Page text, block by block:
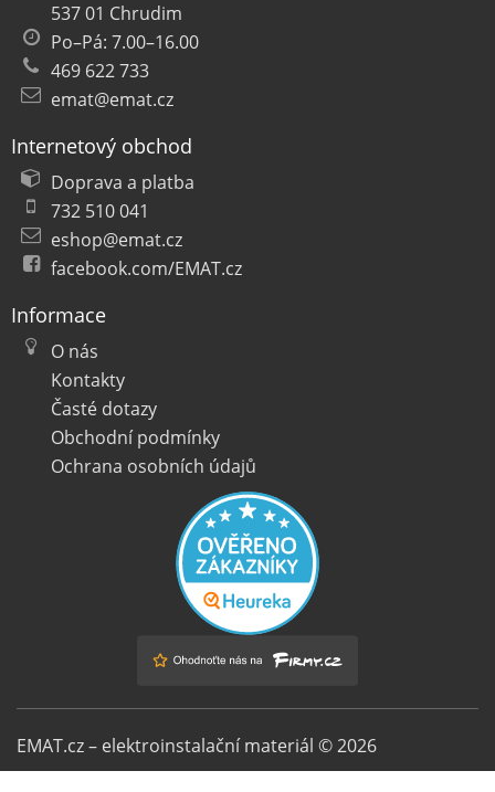
537 01 Chrudim
Po–Pá: 7.00–16.00
469 622 733
emat@emat.cz
Internetový obchod
Doprava a platba
732 510 041
eshop@emat.cz
facebook.com/EMAT.cz
Informace
O nás
Kontakty
Časté dotazy
Obchodní podmínky
Ochrana osobních údajů
EMAT.cz – elektroinstalační materiál © 2026